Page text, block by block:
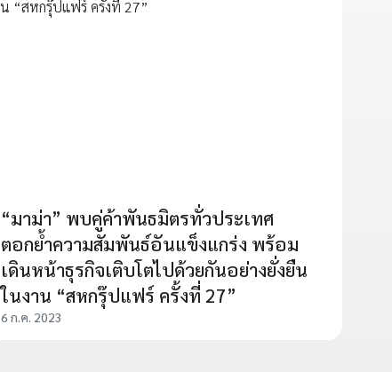
“มาม่า” พบคู่ค้าพันธมิตรทั่วประเทศ
ตอกย้ำความสัมพันธ์อันแข็งแกร่ง พร้อม
เดินหน้าธุรกิจเติบโตไปด้วยกันอย่างยั่งยืน
ในงาน “สหกรุ๊ปแฟร์ ครั้งที่ 27”
6 ก.ค. 2023